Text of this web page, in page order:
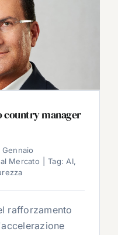
country manager
Gennaio
Mercato Tag: AI,
rafforzamento